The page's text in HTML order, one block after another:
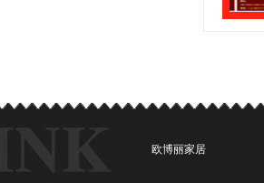
欧博丽家居